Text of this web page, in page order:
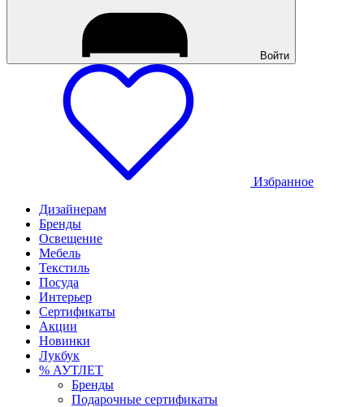
Войти
Избранное
Дизайнерам
Бренды
Освещение
Мебель
Текстиль
Посуда
Интерьер
Сертификаты
Акции
Новинки
Лукбук
% АУТЛЕТ
Бренды
Подарочные сертификаты